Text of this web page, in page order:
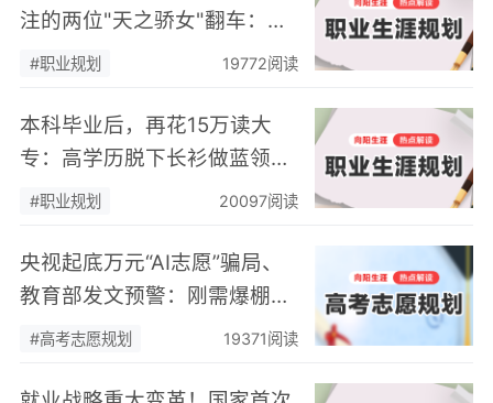
注的两位"天之骄女"翻车：不
匹配的职业规划，终将自食恶
#职业规划 19772阅读
本科毕业后，再花15万读大
专：高学历脱下长衫做蓝领，
本质是职业规划缺失的无奈之
#职业规划 20097阅读
央视起底万元“AI志愿”骗局、
教育部发文预警：刚需爆棚的
高考志愿规划，正在告别乱象
#高考志愿规划 19371阅读